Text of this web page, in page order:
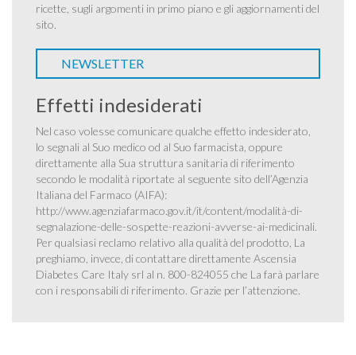
ricette, sugli argomenti in primo piano e gli aggiornamenti del
sito.
NEWSLETTER
Effetti indesiderati
Nel caso volesse comunicare qualche effetto indesiderato,
lo segnali al Suo medico od al Suo farmacista, oppure
direttamente alla Sua struttura sanitaria di riferimento
secondo le modalità riportate al seguente sito dell’Agenzia
Italiana del Farmaco (AIFA):
http://www.agenziafarmaco.gov.it/it/content/modalità-di-
segnalazione-delle-sospette-reazioni-avverse-ai-medicinali.
Per qualsiasi reclamo relativo alla qualità del prodotto, La
preghiamo, invece, di contattare direttamente Ascensia
Diabetes Care Italy srl al n. 800-824055 che La farà parlare
con i responsabili di riferimento. Grazie per l’attenzione.